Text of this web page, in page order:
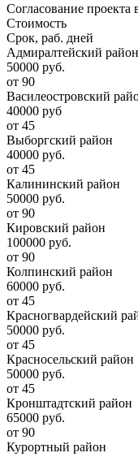
Согласование
Стоимость
Срок, раб. дней
Адмиралтейский район
50000 руб.
от 90
Василеостровский
40000 руб
от 45
Выборгский район
40000 руб.
от 45
Калининский район
50000 руб.
от 90
Кировский район
100000 руб.
от 90
Колпинский район
60000 руб.
от 45
Красногвардейский
50000 руб.
от 45
Красносельский район
50000 руб.
от 45
Кронштадтский район
65000 руб.
от 90
Курортный район